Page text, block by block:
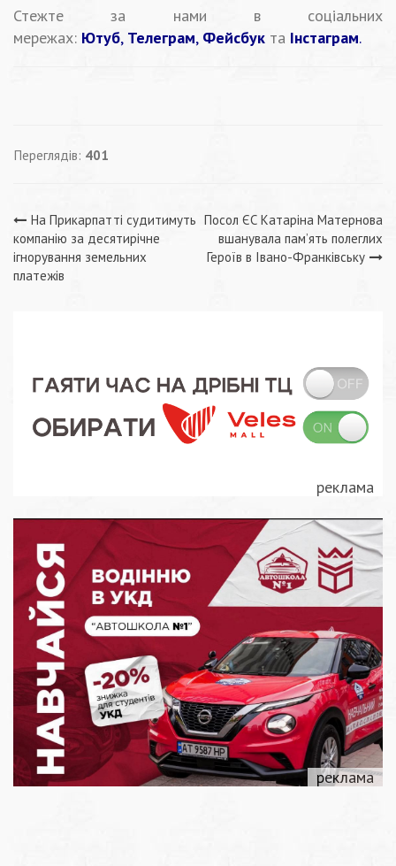
Стежте за нами в соціальних
мережах: Ютуб, Телеграм, Фейсбук та Інстаграм.
Переглядів: 401
Навігація
записів
На Прикарпатті судитимуть
компанію за десятирічне
ігнорування земельних
платежів
Посол ЄС Катаріна Матернова
вшанувала пам’ять полеглих
Героїв в Івано-Франківську